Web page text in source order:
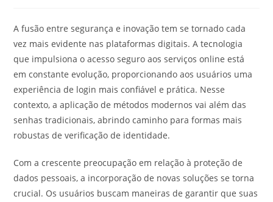
A fusão entre segurança e inovação tem se tornado cada
vez mais evidente nas plataformas digitais. A tecnologia
que impulsiona o acesso seguro aos serviços online está
em constante evolução, proporcionando aos usuários uma
experiência de login mais confiável e prática. Nesse
contexto, a aplicação de métodos modernos vai além das
senhas tradicionais, abrindo caminho para formas mais
robustas de verificação de identidade.
Com a crescente preocupação em relação à proteção de
dados pessoais, a incorporação de novas soluções se torna
crucial. Os usuários buscam maneiras de garantir que suas